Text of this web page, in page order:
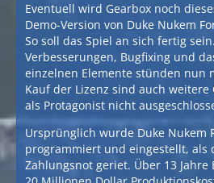
Eventuell wird Gearbox noch
Demo-Version von Duke Nukem
So soll das Spiel an sich fertig
Verbesserungen, Bugfixing und
einzelnen Elemente stünden nun
Kauf der Lizenz sind auch weitere
als Protagonist nicht
Ursprünglich wurde Duke Nukem
programmiert und eingestellt, als
Zahlungsnot geriet. Über 13